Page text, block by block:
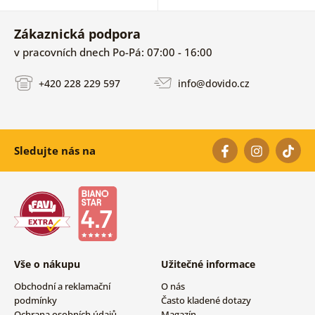
Zákaznická podpora
v pracovních dnech Po-Pá: 07:00 - 16:00
+420 228 229 597 info@dovido.cz
Sledujte nás na
Vše o nákupu
Obchodní a reklamační
podmínky
Užitečné informace
O nás
Často kladené dotazy